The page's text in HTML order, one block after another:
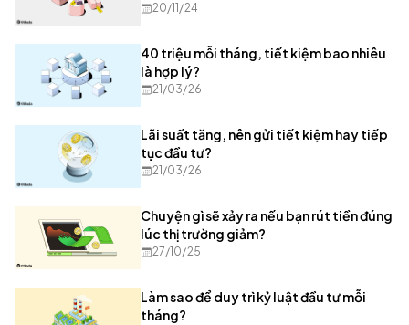
20/11/24
40 triệu mỗi tháng, tiết kiệm bao nhiêu
là hợp lý?
21/03/26
Lãi suất tăng, nên gửi tiết kiệm hay tiếp
tục đầu tư?
21/03/26
Chuyện gì sẽ xảy ra nếu bạn rút tiền đúng
lúc thị trường giảm?
27/10/25
Làm sao để duy trì kỷ luật đầu tư mỗi
tháng?